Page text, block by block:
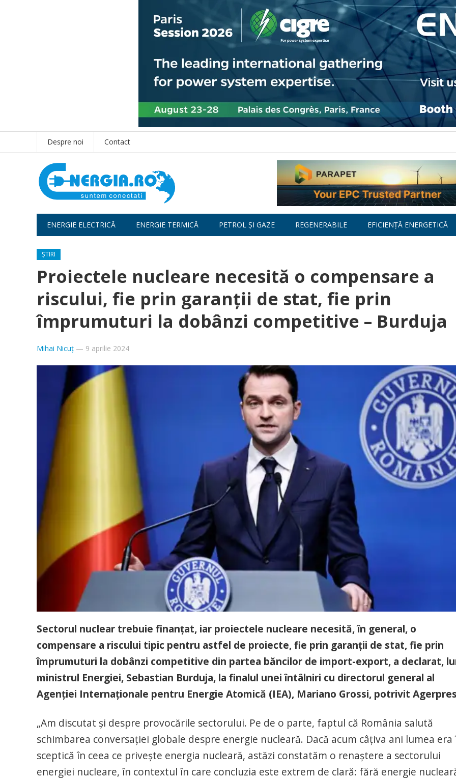
Despre noi Contact
ENERGIE ELECTRICĂ ENERGIE TERMICĂ PETROL ȘI GAZE REGENERABILE EFICIENȚĂ ENERGETICĂ
ȘTIRI
Proiectele nucleare necesită o compensare a
riscului, fie prin garanții de stat, fie prin
împrumuturi la dobânzi competitive – Burduja
Mihai Nicuț — 9 aprilie 2024
Sectorul nuclear trebuie finanţat, iar proiectele nucleare necesită, în general, o
compensare a riscului tipic pentru astfel de proiecte, fie prin garanţii de stat, fie prin
împrumuturi la dobânzi competitive din partea băncilor de import-export, a declarat,
ministrul Energiei, Sebastian Burduja, la finalul unei întâlniri cu directorul general al
Agenţiei Internaţionale pentru Energie Atomică (IEA), Mariano Grossi, potrivit
„Am discutat şi despre provocările sectorului. Pe de o parte, faptul că România salută
schimbarea conversaţiei globale despre energie nucleară. Dacă acum câţiva ani lumea era
sceptică în ceea ce priveşte energia nucleară, astăzi constatăm o renaştere a sectorului
energiei nucleare, în contextul în care concluzia este extrem de clară: fără energie